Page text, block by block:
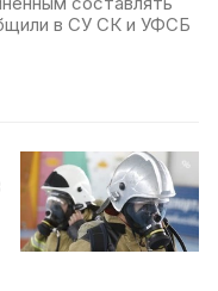
в СУ СК и УФСБ